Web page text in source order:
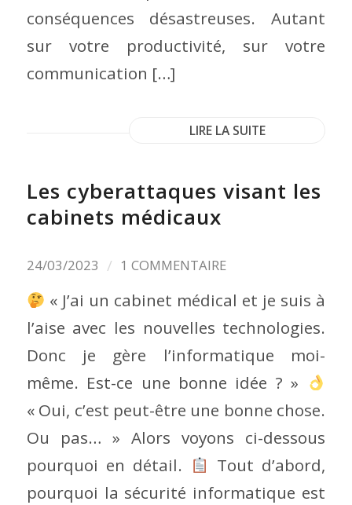
conséquences désastreuses. Autant
sur votre productivité, sur votre
communication […]
LIRE LA SUITE
Les cyberattaques visant les
cabinets médicaux
24/03/2023 / 1 COMMENTAIRE
« J’ai un cabinet médical et je suis à
l’aise avec les nouvelles technologies.
Donc je gère l’informatique moi-
même. Est-ce une bonne idée ? »
« Oui, c’est peut-être une bonne chose.
Ou pas… » Alors voyons ci-dessous
pourquoi en détail.
Tout d’abord,
pourquoi la sécurité informatique est